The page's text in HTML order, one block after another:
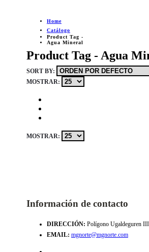
Home
Catálogo
Product Tag -
Agua Mineral
Product Tag - Agua
SORT BY:
MOSTRAR:
MOSTRAR:
Información de contacto
DIRECCIÓN: Polígono Ugaldeguren
EMAIL: mgnorte@mgnorte.com